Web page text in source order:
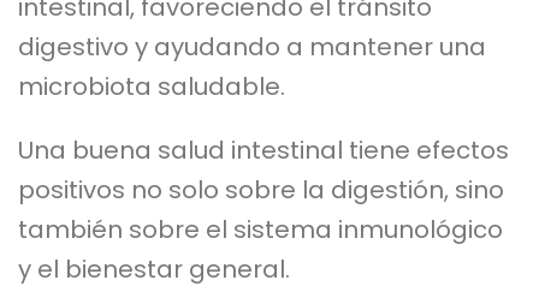
intestinal, favoreciendo el tránsito
digestivo y ayudando a mantener una
microbiota saludable.
Una buena salud intestinal tiene efectos
positivos no solo sobre la digestión, sino
también sobre el sistema inmunológico
y el bienestar general.